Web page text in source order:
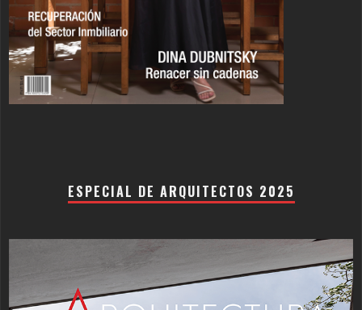
ESPECIAL DE ARQUITECTOS 2025